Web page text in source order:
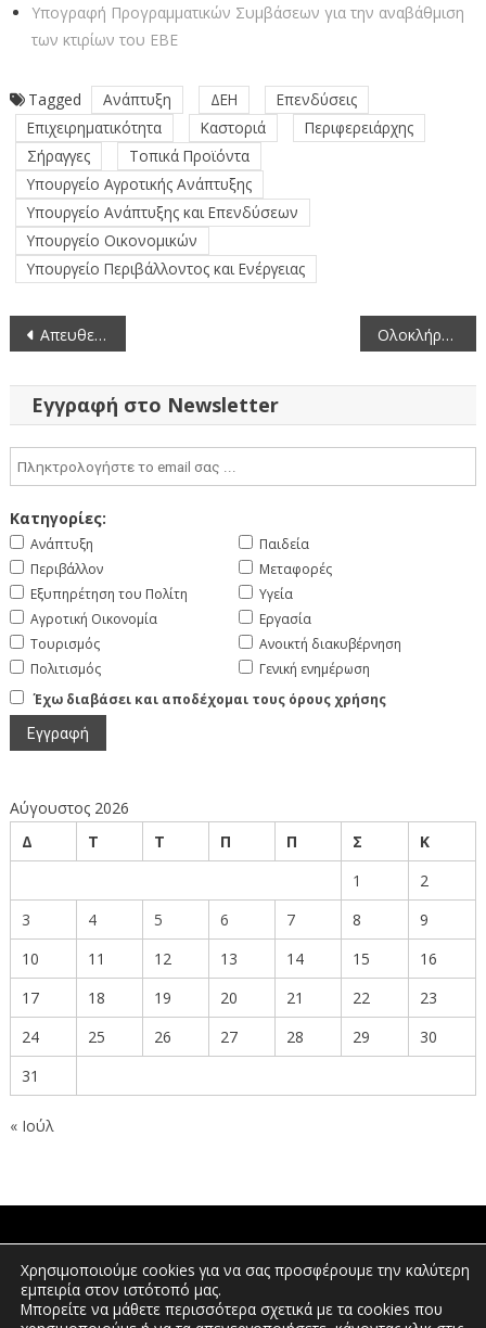
Υπογραφή Προγραμματικών Συμβάσεων για την αναβάθμιση
των κτιρίων του ΕΒΕ
Tagged Ανάπτυξη ΔΕΗ
Επενδύσεις
Επιχειρηματικότητα
Καστοριά
Περιφερειάρχης
Σήραγγες
Τοπικά Προϊόντα
Υπουργείο Αγροτικής Ανάπτυξης
Υπουργείο Ανάπτυξης και Επενδύσεων
Υπουργείο Οικονομικών
Υπουργείο Περιβάλλοντος και Ενέργειας
Πλοήγηση
άρθρων
Απευθείας μετάδοση της συνεδρίασης της Οικονομικής Επιτροπής της Περιφέρειας Δυτικής Μακεδονίας (4-8-2020) Ολοκλήρωση διανομών τροφίμων στα πλαίσια του προγράμματος TEBA στις Περιφερειακές Ενότητες της Περιφέρειας Δυτικής Μακεδονίας
Εγγραφή στο Newsletter
Κατηγορίες:
Ανάπτυξη
Περιβάλλον
Εξυπηρέτηση του Πολίτη
Αγροτική Οικονομία
Τουρισμός
Πολιτισμός
Παιδεία
Μεταφορές
Υγεία
Εργασία
Ανοικτή διακυβέρνηση
Γενική ενημέρωση
Έχω διαβάσει και αποδέχομαι τους όρους χρήσης
Αύγουστος 2026
Δ
Τ Τ Π Π Σ
Κ
1
2
3
4 5 6 7 8
9
10
11 12 13 14 15
16
17
18 19 20 21 22
23
24
25 26 27 28 29
30
31
« Ιούλ
ΠΟΛΙΤΕΣ
Χρησιμοποιούμε cookies για να σας προσφέρουμε την καλύτερη
εμπειρία στον ιστότοπό μας.
Μπορείτε να μάθετε περισσότερα σχετικά με τα cookies που